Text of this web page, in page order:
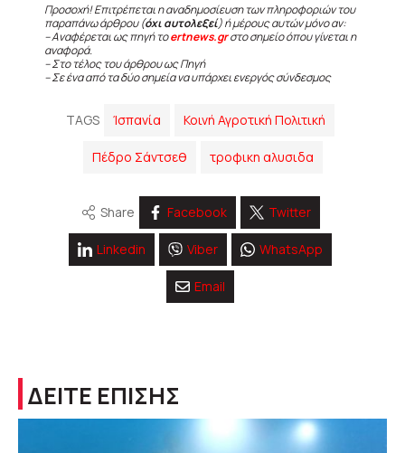
Προσοχή! Επιτρέπεται η αναδημοσίευση των πληροφοριών του
παραπάνω άρθρου (όχι αυτολεξεί) ή μέρους αυτών μόνο αν:
– Αναφέρεται ως πηγή τοertnews.grστο σημείο όπου γίνεται η
αναφορά.
– Στο τέλος του άρθρου ως Πηγή
– Σε ένα από τα δύο σημεία να υπάρχει ενεργός σύνδεσμος
TAGS Ίσπανία Κοινή Αγροτική Πολιτική
Πέδρο Σάντσεθ τροφικη αλυσιδα
Share Facebook Twitter
Linkedin Viber WhatsApp
Email
ΔΕΙΤΕ ΕΠΙΣΗΣ